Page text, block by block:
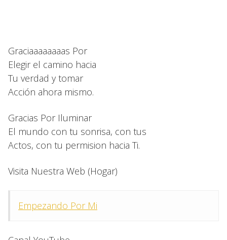
Graciaaaaaaaas Por
Elegir el camino hacia
Tu verdad y tomar
Acción ahora mismo.
Gracias Por Iluminar
El mundo con tu sonrisa, con tus
Actos, con tu permision hacia Ti.
Visita Nuestra Web (Hogar)
Empezando Por Mi